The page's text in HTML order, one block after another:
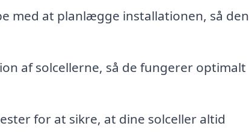
med at planlægge installationen, så den
af solcellerne, så de fungerer optimalt
for at sikre, at dine solceller altid